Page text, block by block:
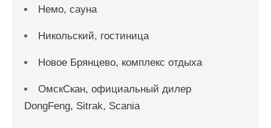
Немо, сауна
Никольский, гостиница
Новое Брянцево, комплекс отдыха
ОмскСкан, официальный дилер
DongFeng, Sitrak, Scania